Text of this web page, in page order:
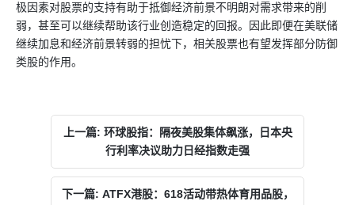
极因素对股票的支持有助于抵御经济前景不明朗对需求带来的削
弱，甚至可以继续帮助该行业创造稳定的回报。因此即便在美联储
继续加息和经济前景转弱的担忧下，相关股票也有望发挥部分防御
类股的作用。
上一篇: 环球股指：隔夜美股集体飙涨，日本央
行利率决议助力日经指数走强
下一篇: ATFX港股：618活动带热体育用品股，